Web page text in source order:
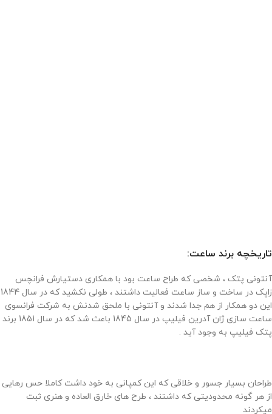
تاریخچه برند ساعت:
آنتونی پتک ، شخصی که طراح ساعت بود با همکاری دستیارش فرانچس
زاپک در ساخت و ساز ساعت فعالیت داشتند ، طولی نکشید که در سال 1844
این دو همکار از هم جدا شدند و آنتونی با ملحق شدنش به شرکت فرانسوی
ساعت سازی ژان آدرین فیلیپ در سال 1845 باعث شد که در سال 1851 برند
پتک فیلیپ به وجود آید .
طراحان بسیار جسور و خلاقی که این کمپانی به خود داشت کاملا حس رهایی
از هر گونه محدودیتی که داشتند ، طرح های خارق العاده و هنری ثبت
میکردند